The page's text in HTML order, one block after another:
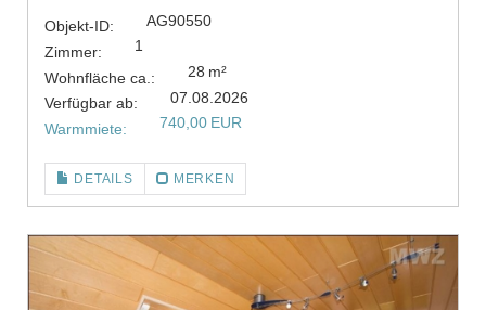
Objekt-ID:
AG90550
Zimmer:
1
Wohnfläche ca.:
28 m²
Verfügbar ab:
07.08.2026
Warmmiete:
740,00 EUR
DETAILS MERKEN